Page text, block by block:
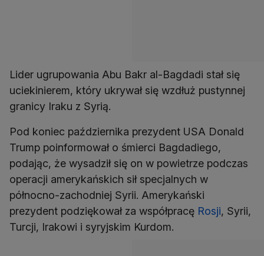
Lider ugrupowania Abu Bakr al-Bagdadi stał się
uciekinierem, który ukrywał się wzdłuż pustynnej
granicy Iraku z Syrią.
Pod koniec października prezydent USA Donald
Trump poinformował o śmierci Bagdadiego,
podając, że wysadził się on w powietrze podczas
operacji amerykańskich sił specjalnych w
północno-zachodniej Syrii. Amerykański
prezydent podziękował za współpracę Rosji, Syrii,
Turcji, Irakowi i syryjskim Kurdom.